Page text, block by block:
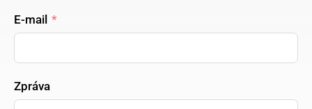
E-mail
Zpráva